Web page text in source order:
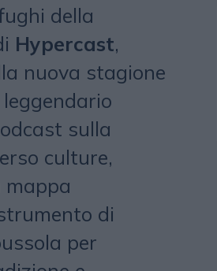
della
Hypercast,
nuova stagione
sulla
culture,
mappa
di
per